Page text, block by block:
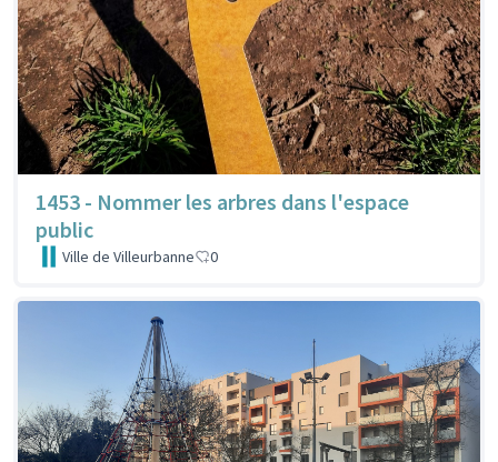
1453 - Nommer les arbres dans l'espace
public
Ville de Villeurbanne 0